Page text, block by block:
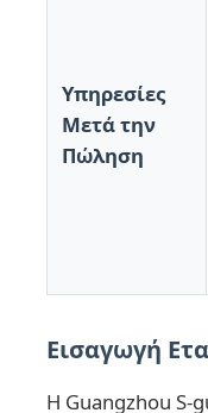
Όλες οι
Ζητήστε ένα
LSR Injection
Μηχανή
Υπηρεσίες
Μετά την
Πώληση
Εισαγωγή
Η Guangzhou S-